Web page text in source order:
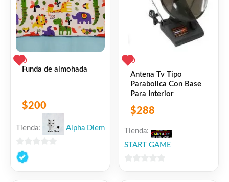
0
Funda de almohada
$200
Tienda: Alpha Diem
0
de
0
Antena Tv Tipo
Parabolica Con Base
Para Interior
$288
Tienda:
START GAME